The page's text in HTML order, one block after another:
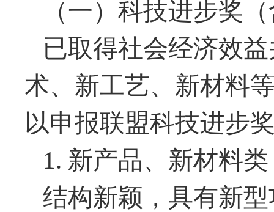
（一）科技进步奖
已取得社会经济效
术、新工艺、新材料
以申报联盟科技进步
1. 新产品、新材料类
结构新颖，具有新